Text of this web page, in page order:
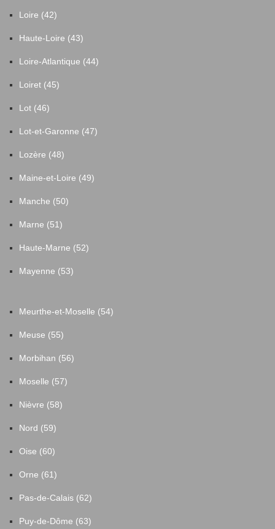
Loire (42)
Haute-Loire (43)
Loire-Atlantique (44)
Loiret (45)
Lot (46)
Lot-et-Garonne (47)
Lozère (48)
Maine-et-Loire (49)
Manche (50)
Marne (51)
Haute-Marne (52)
Mayenne (53)
Meurthe-et-Moselle (54)
Meuse (55)
Morbihan (56)
Moselle (57)
Nièvre (58)
Nord (59)
Oise (60)
Orne (61)
Pas-de-Calais (62)
Puy-de-Dôme (63)